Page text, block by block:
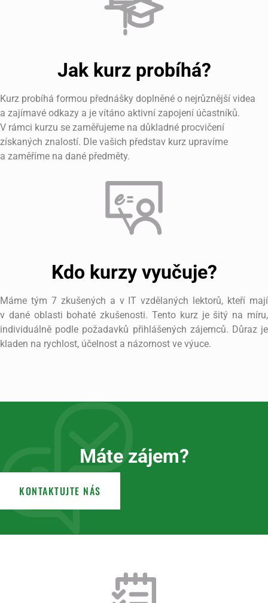
Jak kurz probíhá?
Kurz probíhá formou přednášky doplněné o nejrůznější videa
a zajímavé odkazy a je vítáno aktivní zapojení účastníků.
V rámci kurzu se zaměřujeme na důkladné procvičení
získaných znalostí. Dle vašich představ kurz upravíme
a zaměříme na dané předměty.
Kdo kurzy vyučuje?
Máme tým 7 zkušených a v IT vzdělaných lektorů, kteří mají
v dané oblasti bohaté zkušenosti. Tento kurz je šitý na míru,
individuálně podle požadavků přihlášených zájemců. Důraz je
kladen na rychlost, účelnost a názornost ve výuce.
Máte zájem?
KONTAKTUJTE NÁS